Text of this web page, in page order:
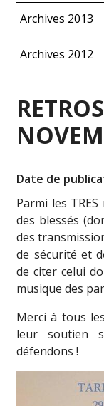
Archives 2013
Archives 2012
Date de
Parmi les
des blessés
des
de sécurité et
de citer celui
musique des
Merci à tous
leur soutien
défendons !